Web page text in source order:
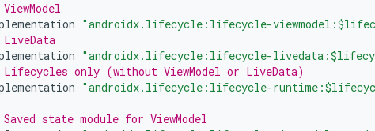
"androidx.lifecycle:lifecycle-
"androidx.lifecycle:lifecycle-
only (without ViewModel or LiveData)
"androidx.lifecycle:lifecycle-
state module for ViewModel